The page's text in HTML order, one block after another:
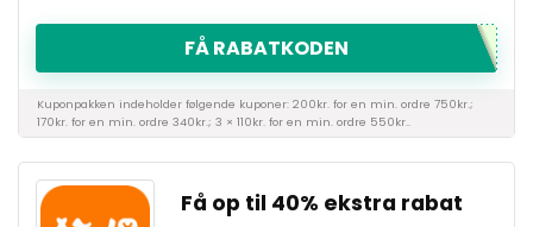
FÅ RABATKODEN
Kuponpakken indeholder følgende kuponer: 200kr. for en min. ordre 750kr.;
170kr. for en min. ordre 340kr.; 3 × 110kr. for en min. ordre 550kr..
Få op til 40% ekstra rabat